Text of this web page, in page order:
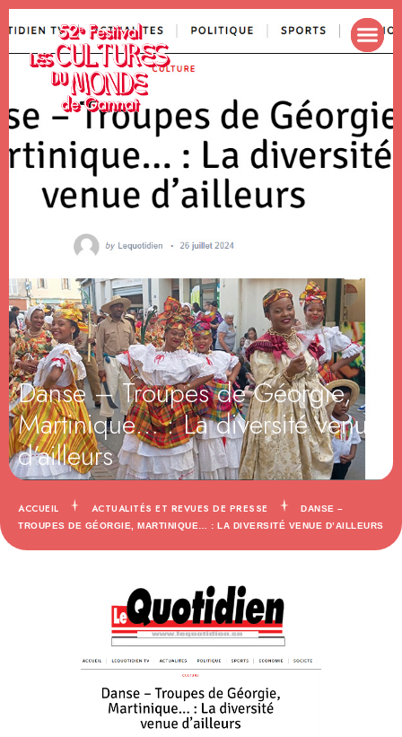
Danse – Troupes de Géorgie,
Martinique… : La diversité venue
d’ailleurs
ACCUEIL ACTUALITÉS ET REVUES DE PRESSE
DANSE –
TROUPES DE GÉORGIE, MARTINIQUE… : LA DIVERSITÉ VENUE D’AILLEURS